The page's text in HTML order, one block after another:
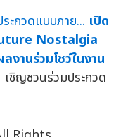
เปิด
Nostalgia
านร่วมโชว์ในงาน
ชิญชวนร่วมประกวด